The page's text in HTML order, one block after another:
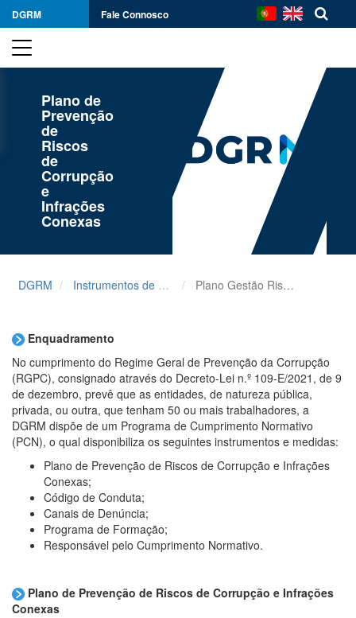
DGRM Fale Connosco
Plano de
Prevenção
de
Riscos
de
Corrupção
e
Infrações
Conexas
DGRM Instrumentos de Gestão Plano Gestão Riscos Corrupção e Infrações Conexas
Enquadramento
No cumprimento do Regime Geral de Prevenção da Corrupção
(RGPC), consignado através do Decreto-Lei n.º 109-E/2021, de 9
de dezembro, prevê que as entidades, de natureza pública,
privada, ou outra, que tenham 50 ou mais trabalhadores, a
DGRM dispõe de um Programa de Cumprimento Normativo
(PCN), o qual disponibiliza os seguintes instrumentos e medidas:
Plano de Prevenção de Riscos de Corrupção e Infrações
Conexas;
Código de Conduta;
Canais de Denúncia;
Programa de Formação;
Responsável pelo Cumprimento Normativo.
Plano de Prevenção de Riscos de Corrupção e Infrações
Conexas